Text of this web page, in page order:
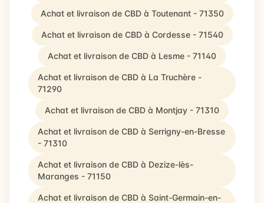
Achat et livraison de CBD à Toutenant - 71350
Achat et livraison de CBD à Cordesse - 71540
Achat et livraison de CBD à Lesme - 71140
Achat et livraison de CBD à La Truchère -
71290
Achat et livraison de CBD à Montjay - 71310
Achat et livraison de CBD à Serrigny-en-Bresse
- 71310
Achat et livraison de CBD à Dezize-lès-
Maranges - 71150
Achat et livraison de CBD à Saint-Germain-en-